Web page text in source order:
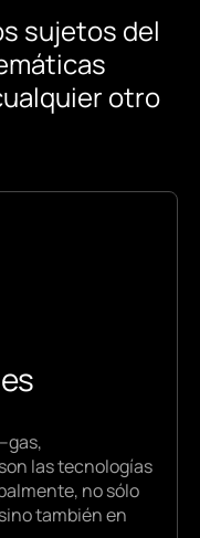
sujetos del
otro
las tecnologías
no sólo
también en
Entidades
y
Públicas